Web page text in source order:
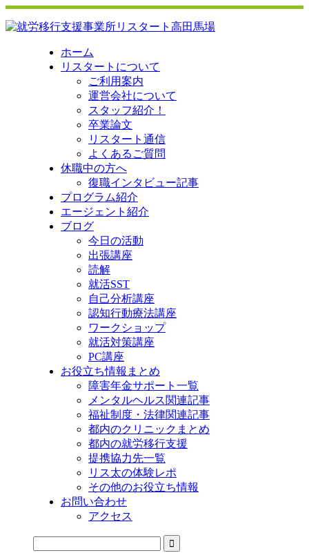
ホーム
リスタートについて
ご利用案内
運営会社について
スタッフ紹介！
卒業論文
リスタート通信
よくあるご質問
休職中の方へ
復職インタビュー記事
プログラム紹介
エージェント紹介
ブログ
今日の活動
出張講座
読解
就活SST
自己分析講座
認知行動療法講座
ワークショップ
就活対策講座
PC講座
お役立ち情報まとめ
障害年金サポート一覧
メンタルヘルス関連記事
福祉制度・法律関連記事
都内のクリニックまとめ
都内の就労移行支援
提携協力先一覧
リス太の体験レポ
その他のお役立ち情報
お問い合わせ
アクセス